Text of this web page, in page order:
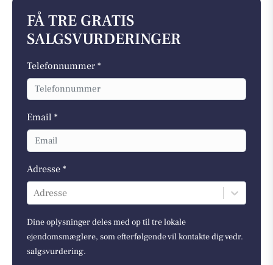
FÅ TRE GRATIS
SALGSVURDERINGER
Telefonnummer *
Email *
Adresse *
Adresse
Dine oplysninger deles med op til tre lokale
ejendomsmæglere, som efterfølgende vil kontakte dig vedr.
salgsvurdering.